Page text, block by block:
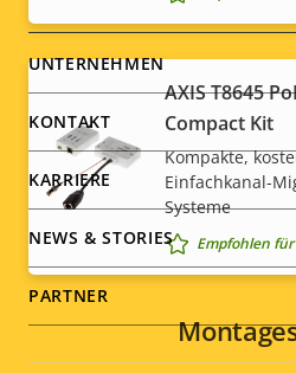
Eigentumsbeschreibung
Leistung (max.)
Leistung (durchschnittlich)
AXIS T8645
Compact Kit
Kompakte,
Einfachkanal-
Systeme
Empfohlen
Footer
menu
UNTERNEHMEN
KONTAKT
KARRIERE
NEWS & STORIES
PARTNER